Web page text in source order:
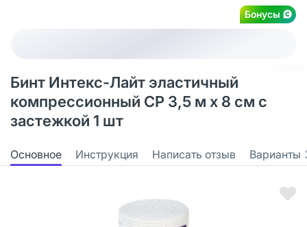
Бонусы
Бинт Интекс-Лайт эластичный
компрессионный СР 3,5 м х 8 см с
застежкой 1 шт
Основное Инструкция Написать отзыв Варианты